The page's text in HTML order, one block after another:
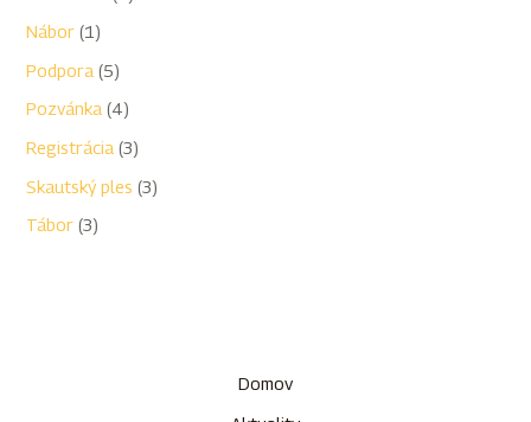
Nábor (1)
Podpora (5)
Pozvánka (4)
Registrácia (3)
Skautský ples (3)
Tábor (3)
Domov